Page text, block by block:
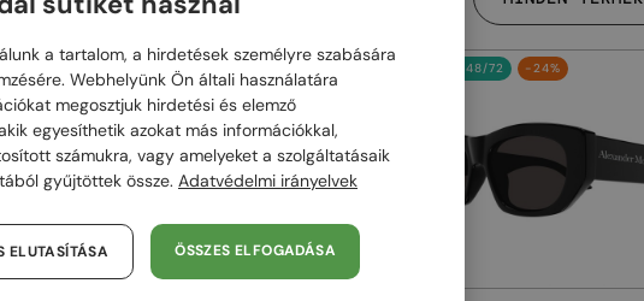
48/72 -24%
a tartalom, a hirdetések személyre szabására
Webhelyünk Ön általi használatára
megosztjuk hirdetési és elemző
egyesíthetik azokat más információkkal,
számukra, vagy amelyeket a szolgáltatásaik
gyűjtöttek össze. Adatvédelmi irányelvek
ÖSSZES ELFOGADÁSA
ELUTASÍTÁSA